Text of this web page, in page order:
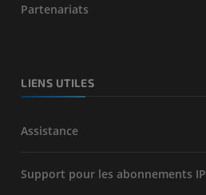
Partenariats
LIENS UTILES
Assistance
Support pour les abonnements IP